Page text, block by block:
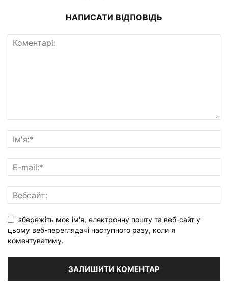
НАПИСАТИ ВІДПОВІДЬ
збережіть моє ім'я, електронну пошту та веб-сайт у
цьому веб-переглядачі наступного разу, коли я
коментуватиму.